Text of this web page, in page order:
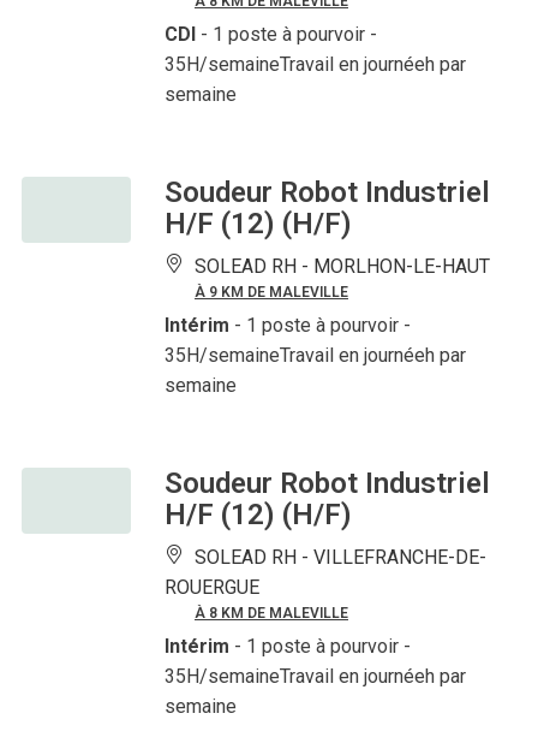
CDI - 1 poste à pourvoir -
35H/semaineTravail en journéeh par
semaine
Soudeur Robot Industriel
H/F (12) (H/F)
SOLEAD RH - MORLHON-LE-HAUT
À 9 KM DE MALEVILLE
Intérim - 1 poste à pourvoir -
35H/semaineTravail en journéeh par
semaine
Soudeur Robot Industriel
H/F (12) (H/F)
SOLEAD RH - VILLEFRANCHE-DE-
ROUERGUE
À 8 KM DE MALEVILLE
Intérim - 1 poste à pourvoir -
35H/semaineTravail en journéeh par
semaine